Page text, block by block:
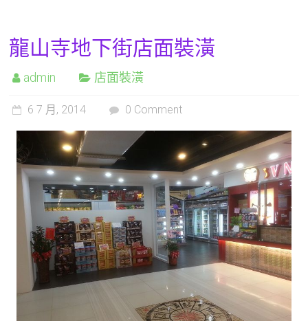
龍山寺地下街店面裝潢
admin 店面裝潢
6 7 月, 2014 0 Comment